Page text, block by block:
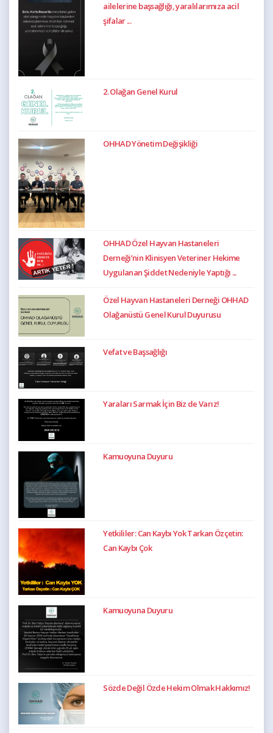
ailelerine başsağlığı, yaralılarımıza acil
şifalar ...
2. Olağan Genel Kurul
OHHAD Yönetim Değişikliği
OHHAD Özel Hayvan Hastaneleri
Derneği’nin Klinisyen Veteriner Hekime
Uygulanan Şiddet Nedeniyle Yaptığı ...
Özel Hayvan Hastaneleri Derneği OHHAD
Olağanüstü Genel Kurul Duyurusu
Vefat ve Başsağlığı
Yaraları Sarmak İçin Biz de Varız!
Kamuoyuna Duyuru
Yetkililer: Can Kaybı Yok Tarkan Özçetin:
Can Kaybı Çok
Kamuoyuna Duyuru
Sözde Değil Özde Hekim Olmak Hakkımız!